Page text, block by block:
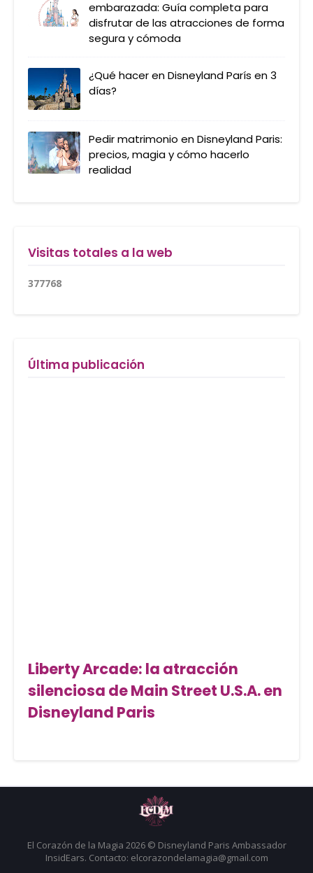
embarazada: Guía completa para
disfrutar de las atracciones de forma
segura y cómoda
¿Qué hacer en Disneyland París en 3
días?
Pedir matrimonio en Disneyland Paris:
precios, magia y cómo hacerlo
realidad
Visitas totales a la web
377768
Última publicación
Liberty Arcade: la atracción
silenciosa de Main Street U.S.A. en
Disneyland Paris
El Corazón de la Magia 2026 © Disneyland Paris Ambassador
InsidEars. Contacto: elcorazondelamagia@gmail.com